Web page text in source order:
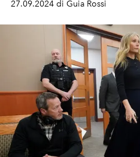
27.09.2024 di Guia Rossi